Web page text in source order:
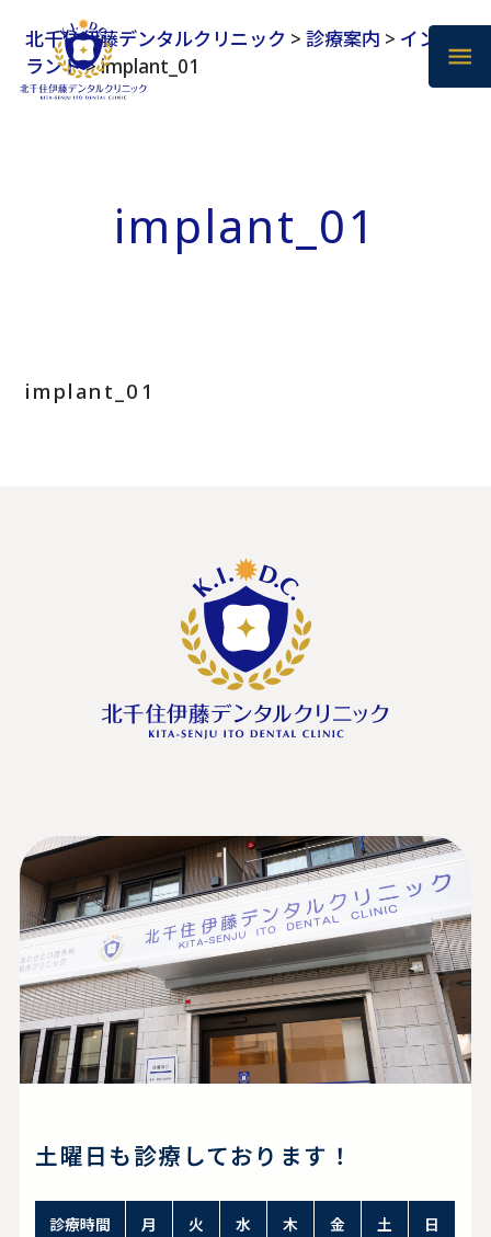
北千住伊藤デンタルクリニック > 診療案内 > インプ
ラント>implant_01
implant_01
implant_01
土曜日も診療しております！
診療時間 月 火 水 木 金 土 日